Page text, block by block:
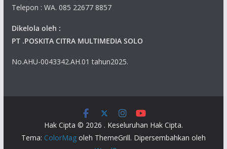
Telepon : WA. 085 22677 8857
Dikelola oleh :
PT .POSKITA CITRA MULTIMEDIA SOLO
No.AHU-0043342.AH.01 tahun2025.
Hak Cipta © 2026 . Keseluruhan Hak Cipta.
Tema: ColorMagoleh ThemeGrill. Dipersembahkan oleh